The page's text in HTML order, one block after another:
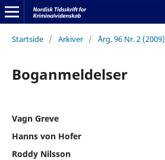
Startside / Arkiver / Årg. 96 Nr. 2 (2009)
Boganmeldelser
Vagn Greve
Hanns von Hofer
Roddy Nilsson